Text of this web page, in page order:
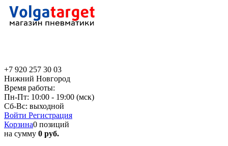
+7 920 257 30 03
Нижний Новгород
Время работы:
Пн-Пт: 10:00 - 19:00 (мск)
Сб-Вс: выходной
Войти Регистрация
Корзина0 позиций
на сумму 0 руб.